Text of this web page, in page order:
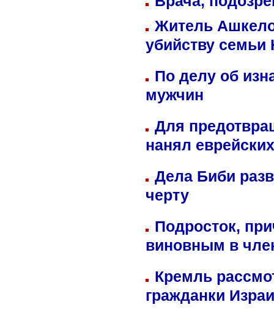
Житель
убийству семьи
По делу об
мужчин
Для
нанял
Дела Биби
черту
Подросток,
виновным в
Кремль
гражданки